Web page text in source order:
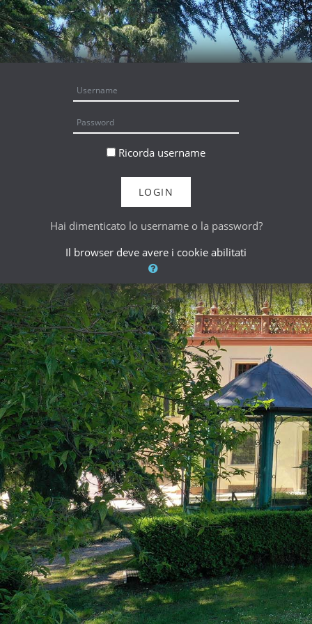
Vai al contenuto principale
Ricorda username
LOGIN
Hai dimenticato lo username o la password?
Il browser deve avere i cookie abilitati